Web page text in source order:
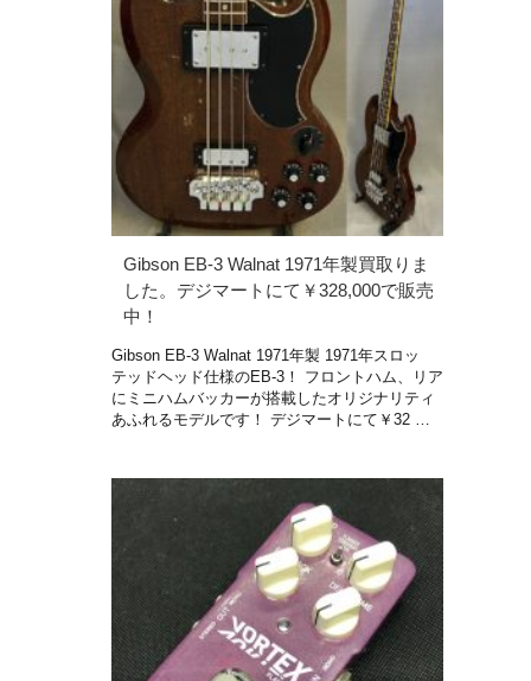
Gibson EB-3 Walnat 1971年製買取りま
した。デジマートにて￥328,000で販売
中！
Gibson EB-3 Walnat 1971年製 1971年スロッ
テッドヘッド仕様のEB-3！ フロントハム、リア
にミニハムバッカーが搭載したオリジナリティ
あふれるモデルです！ デジマートにて￥32 …